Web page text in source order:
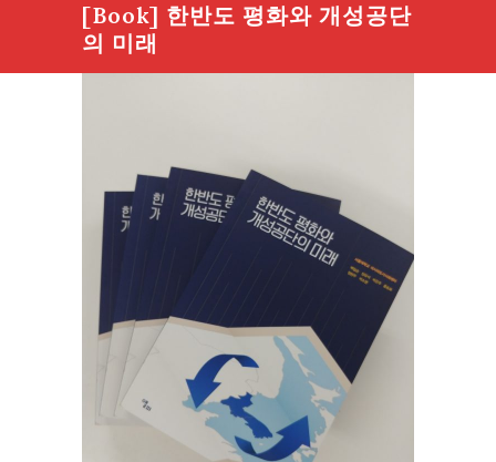
[Book] 한반도 평화와 개성공단
의 미래